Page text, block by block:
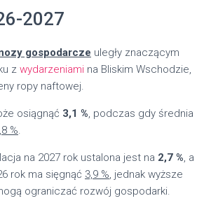
2027
gospodarcze uległy znaczącym
z wydarzeniami na Bliskim Wschodzie,
ropy naftowej.
osiągnąć 3,1 %, podczas gdy średnia
%.
na 2027 rok ustalona jest na 2,7 %, a
rok ma sięgnąć 3,9 %, jednak wyższe
ograniczać rozwój gospodarki.